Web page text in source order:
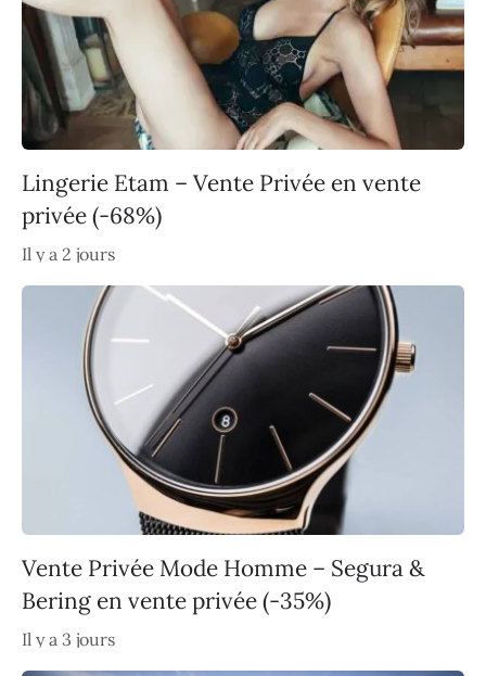
Lingerie Etam – Vente Privée en vente
privée (-68%)
Il y a 2 jours
Vente Privée Mode Homme – Segura &
Bering en vente privée (-35%)
Il y a 3 jours